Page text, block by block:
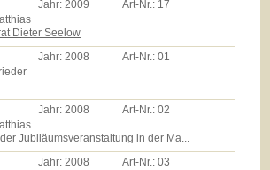
Jahr: 2009 Art-Nr.: 17
Dieter Seelow
Jahr:2008 Art-Nr.:01
Jahr: 2008 Art-Nr.:02
Jubiläumsveranstaltung in der Ma...
Jahr:2008 Art-Nr.:03